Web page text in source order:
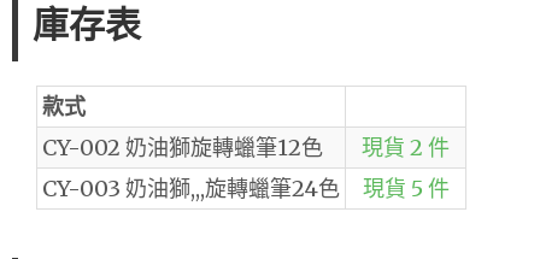
庫存表
款式
CY-002 奶油獅旋轉蠟筆12色
現貨 2 件
CY-003 奶油獅,,,旋轉蠟筆24色
現貨 5 件